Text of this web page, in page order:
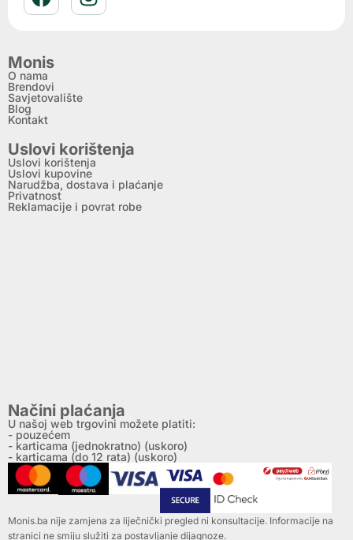
Monis
O nama
Brendovi
Savjetovalište
Blog
Kontakt
Uslovi korištenja
Uslovi korištenja
Uslovi kupovine
Narudžba, dostava i plaćanje
Privatnost
Reklamacije i povrat robe
Načini plaćanja
U našoj web trgovini možete platiti:
- pouzećem
- karticama (jednokratno) (uskoro)
- karticama (do 12 rata) (uskoro)
Monis.ba nije zamjena za liječnički pregled ni konsultacije. Informacije na
stranici ne smiju služiti za postavljanje dijagnoze.